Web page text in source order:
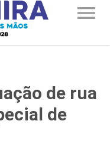
menu
de rua
de